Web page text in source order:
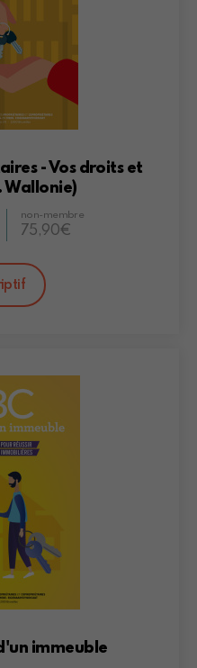
- Vos droits et
Wallonie)
non-membre
75,90€
immeuble